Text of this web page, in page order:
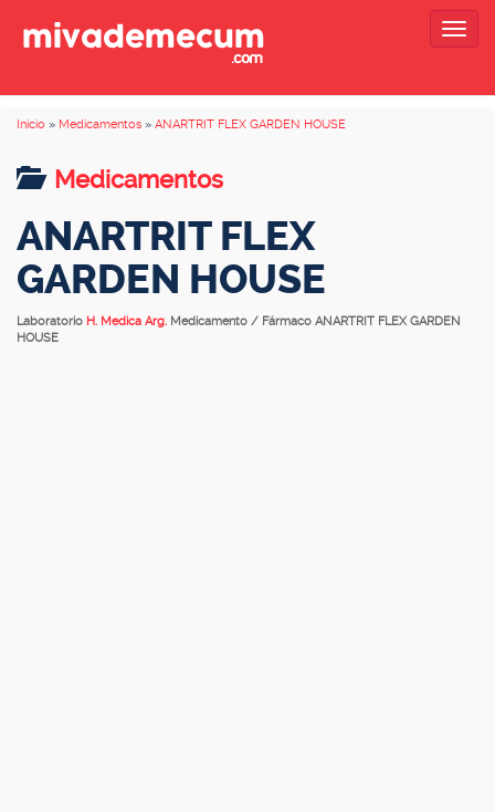
Inicio » Medicamentos » ANARTRIT FLEX GARDEN HOUSE
Medicamentos
ANARTRIT FLEX
GARDEN HOUSE
Laboratorio H. Medica Arg. Medicamento / Fármaco ANARTRIT FLEX GARDEN
HOUSE